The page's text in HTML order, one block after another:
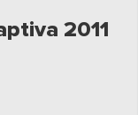
2011